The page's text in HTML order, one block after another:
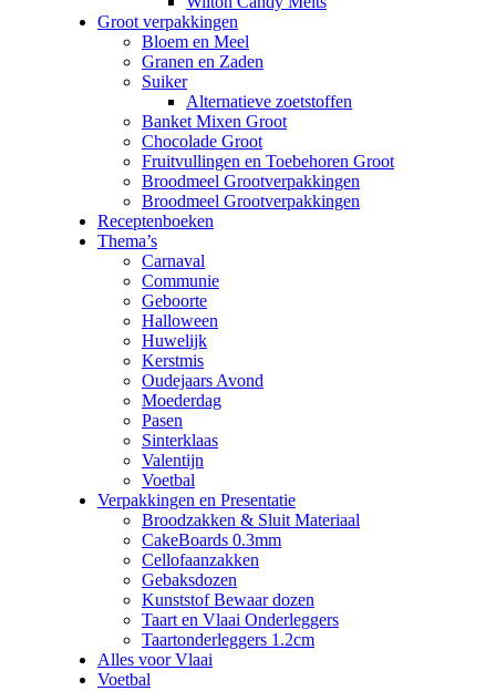
Groot verpakkingen
Bloem en Meel
Granen en Zaden
Suiker
Alternatieve zoetstoffen
Banket Mixen Groot
Chocolade Groot
Fruitvullingen en Toebehoren Groot
Broodmeel Grootverpakkingen
Broodmeel Grootverpakkingen
Receptenboeken
Thema’s
Carnaval
Communie
Geboorte
Halloween
Huwelijk
Kerstmis
Oudejaars Avond
Moederdag
Pasen
Sinterklaas
Valentijn
Voetbal
Verpakkingen en Presentatie
Broodzakken & Sluit Materiaal
CakeBoards 0.3mm
Cellofaanzakken
Gebaksdozen
Kunststof Bewaar dozen
Taart en Vlaai Onderleggers
Taartonderleggers 1.2cm
Alles voor Vlaai
Voetbal